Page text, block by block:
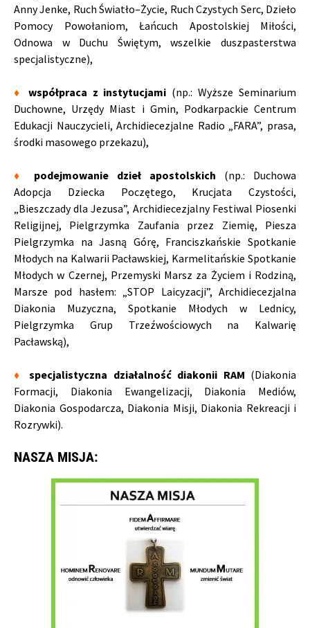
Anny Jenke, Ruch Światło–Życie, Ruch Czystych Serc, Dzieło
Pomocy Powołaniom, Łańcuch Apostolskiej Miłości,
Odnowa w Duchu Świętym, wszelkie duszpasterstwa
specjalistyczne),
♦ współpraca z instytucjami (np.: Wyższe Seminarium
Duchowne, Urzędy Miast i Gmin, Podkarpackie Centrum
Edukacji Nauczycieli, Archidiecezjalne Radio „FARA”, prasa,
środki masowego przekazu),
♦ podejmowanie dzieł apostolskich (np.: Duchowa
Adopcja Dziecka Poczętego, Krucjata Czystości,
„Bieszczady dla Jezusa”, Archidiecezjalny Festiwal Piosenki
Religijnej, Pielgrzymka Zaufania przez Ziemię, Piesza
Pielgrzymka na Jasną Górę, Franciszkańskie Spotkanie
Młodych na Kalwarii Pacławskiej, Karmelitańskie Spotkanie
Młodych w Czernej, Przemyski Marsz za Życiem i Rodziną,
Marsze pod hasłem: „STOP Laicyzacji”, Archidiecezjalna
Diakonia Muzyczna, Spotkanie Młodych w Lednicy,
Pielgrzymka Grup Trzeźwościowych na Kalwarię
Pacławską),
♦ specjalistyczna działalność diakonii RAM (Diakonia
Formacji, Diakonia Ewangelizacji, Diakonia Mediów,
Diakonia Gospodarcza, Diakonia Misji, Diakonia Rekreacji i
Rozrywki).
NASZA MISJA: